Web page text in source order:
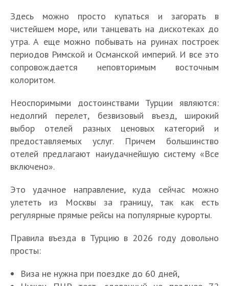
Здесь можно просто купаться и загорать в
чистейшем море, или танцевать на дискотеках до
утра. А еще можно побывать на руинах построек
периодов Римской и Османской империй. И все это
сопровождается неповторимым восточным
колоритом.
Неоспоримыми достоинствами Турции являются:
недолгий перелет, безвизовый въезд, широкий
выбор отелей разных ценовых категорий и
предоставляемых услуг. Причем большинство
отелей предлагают наиудачнейшую систему «Все
включено».
Это удачное направление, куда сейчас можно
улететь из Москвы за границу, так как есть
регулярные прямые рейсы на популярные курорты.
Правила въезда в Турцию в 2026 году довольно
просты:
Виза не нужна при поездке до 60 дней,